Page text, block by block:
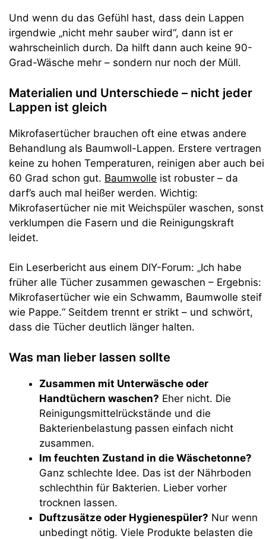
Und wenn du das Gefühl hast, dass dein Lappen
irgendwie „nicht mehr sauber wird“, dann ist er
wahrscheinlich durch. Da hilft dann auch keine 90-
Grad-Wäsche mehr – sondern nur noch der Müll.
Materialien und Unterschiede – nicht jeder
Lappen ist gleich
Mikrofasertücher brauchen oft eine etwas andere
Behandlung als Baumwoll-Lappen. Erstere vertragen
keine zu hohen Temperaturen, reinigen aber auch bei
60 Grad schon gut. Baumwolle ist robuster – da
darf’s auch mal heißer werden. Wichtig:
Mikrofasertücher nie mit Weichspüler waschen, sonst
verklumpen die Fasern und die Reinigungskraft
leidet.
Ein Leserbericht aus einem DIY-Forum: „Ich habe
früher alle Tücher zusammen gewaschen – Ergebnis:
Mikrofasertücher wie ein Schwamm, Baumwolle steif
wie Pappe.“ Seitdem trennt er strikt – und schwört,
dass die Tücher deutlich länger halten.
Was man lieber lassen sollte
Zusammen mit Unterwäsche oder
Handtüchern waschen? Eher nicht. Die
Reinigungsmittelrückstände und die
Bakterienbelastung passen einfach nicht
zusammen.
Im feuchten Zustand in die Wäschetonne?
Ganz schlechte Idee. Das ist der Nährboden
schlechthin für Bakterien. Lieber vorher
trocknen lassen.
Duftzusätze oder Hygienespüler? Nur wenn
unbedingt nötig. Viele Produkte belasten die